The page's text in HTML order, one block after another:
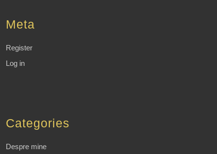
Meta
Register
Log in
Categories
Despre mine